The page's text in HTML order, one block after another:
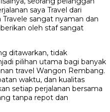
saya Travel dari
sangat nyaman dan
oleh staf sangat
ditawarkan, tidak
pilihan utama bagi banyak
travel Wangon Rembang.
waktu, dan kualitas
setiap perjalanan bersama
tanpa repot dan